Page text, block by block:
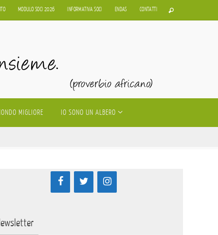
MODULO SOCI 2026 INFORMATIVA SOCI ENDAS CONTATTI
MIGLIORE IO SONO UN ALBERO